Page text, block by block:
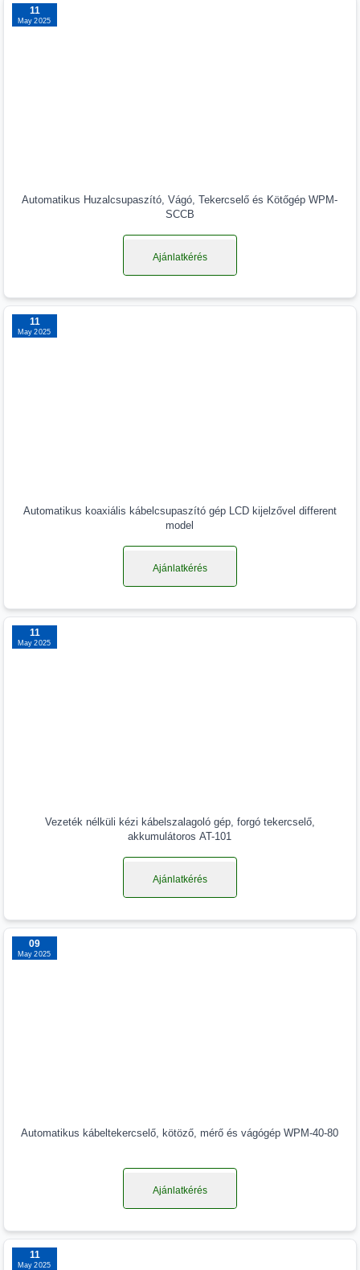
11
May 2025
Automatikus Huzalcsupaszító, Vágó, Tekercselő és Kötőgép WPM-
SCCB
Ajánlatkérés
11
May 2025
Automatikus koaxiális kábelcsupaszító gép LCD kijelzővel different
model
Ajánlatkérés
11
May 2025
Vezeték nélküli kézi kábelszalagoló gép, forgó tekercselő,
akkumulátoros AT-101
Ajánlatkérés
09
May 2025
Automatikus kábeltekercselő, kötöző, mérő és vágógép WPM-40-80
Ajánlatkérés
11
May 2025